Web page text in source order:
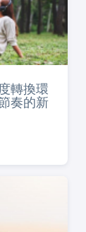
轉換環
奏的新